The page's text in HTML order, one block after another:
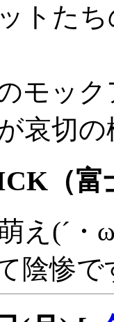
トた
モッ
哀切
（富
え(´・
陰惨で